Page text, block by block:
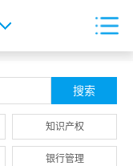
知识产权
银行管理